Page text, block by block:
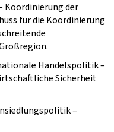
Koordinierung der
für die Koordinierung
Handelspolitik –
Sicherheit
–